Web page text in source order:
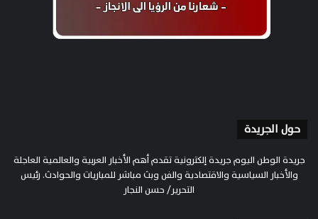
حول الجريدة
جريدة الوطن اليوم جريدة إلكترونية تقدم أهم الأخبار العربية والعالمية العاجلة
والأخبار السياسية والاقتصادية والفن وبث مباشر للمباريات والحوادث. رئيس
التحرير/ حسن النجار